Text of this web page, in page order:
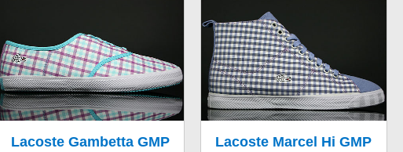
Lacoste Gambetta GMP
Lacoste Marcel Hi GMP